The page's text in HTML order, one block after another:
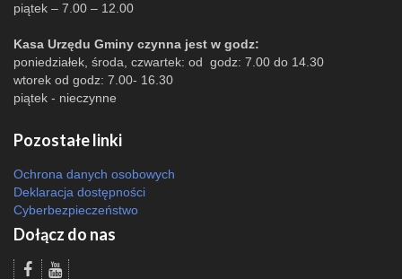
piątek – 7.00 – 12.00
Kasa Urzędu Gminy czynna jest w godz:
poniedziałek, środa, czwartek: od godz: 7.00 do 14.30
wtorek od godz: 7.00- 16.30
piątek - nieczynne
Pozostałe linki
Ochrona danych osobowych
Deklaracja dostępności
Cyberbezpieczeństwo
Dołącz do nas